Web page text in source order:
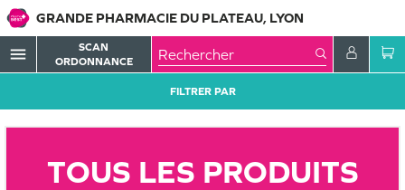
GRANDE PHARMACIE DU PLATEAU, LYON
menu
SCAN
ORDONNANCE
FILTRER PAR
TOUS LES PRODUITS